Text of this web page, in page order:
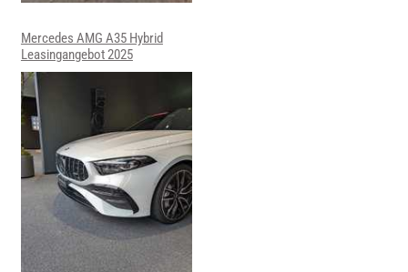
Mercedes AMG A35 Hybrid
Leasingangebot 2025